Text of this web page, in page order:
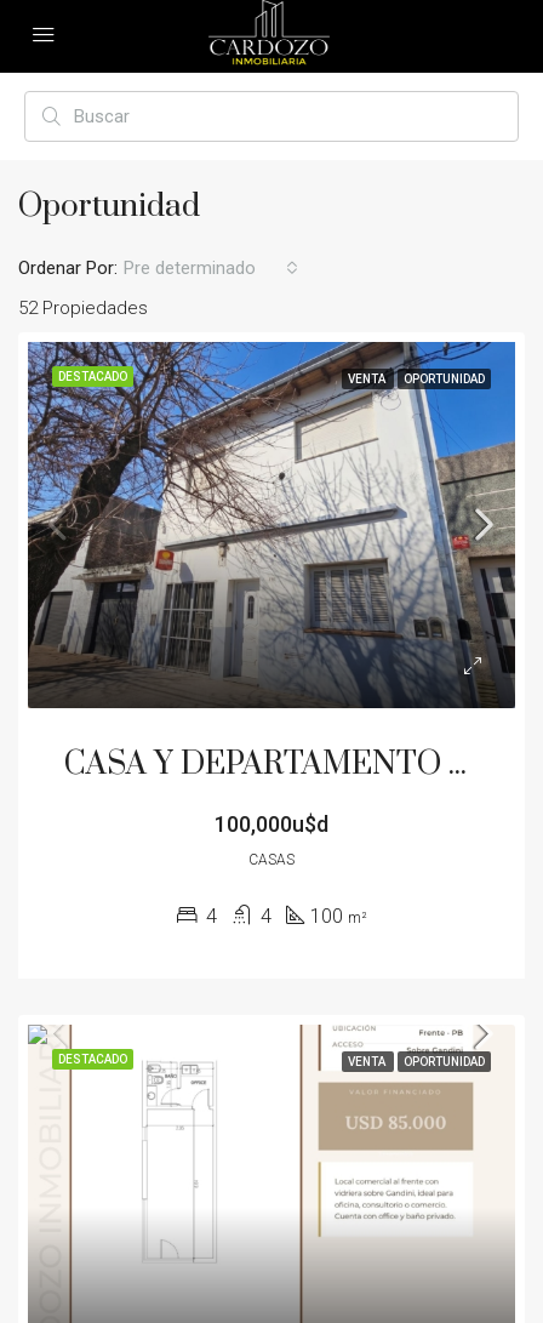
Oportunidad
52 Propiedades
Ordenar Por: Pre determinado
DESTACADO VENTA OPORTUNIDAD
CASA Y DEPARTAMENTO VENTA EN BLOCK A 50 METROS DE RIVADAVIA OPORTUNDAD
100,000u$d
CASAS
4 4 100 m²
DESTACADO VENTA OPORTUNIDAD